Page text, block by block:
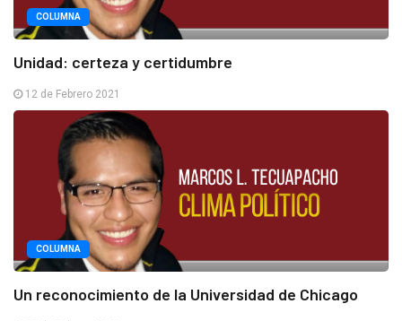
COLUMNA
Unidad: certeza y certidumbre
12 de Febrero 2021
COLUMNA
Un reconocimiento de la Universidad de Chicago